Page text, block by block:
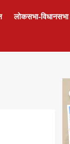
लोकसभा-विधानसभा